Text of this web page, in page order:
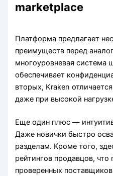
marketplace
Платформа предлагает
преимуществ перед
многоуровневая система
обеспечивает
вторых, Kraken
даже при высокой
Еще один плюс —
Даже новички быстро
разделам. Кроме того,
рейтингов продавцов,
проверенных